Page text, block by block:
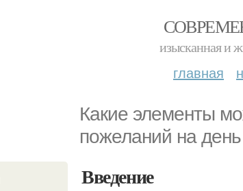
изысканная и
главная
Какие элементы
пожеланий на
Введение